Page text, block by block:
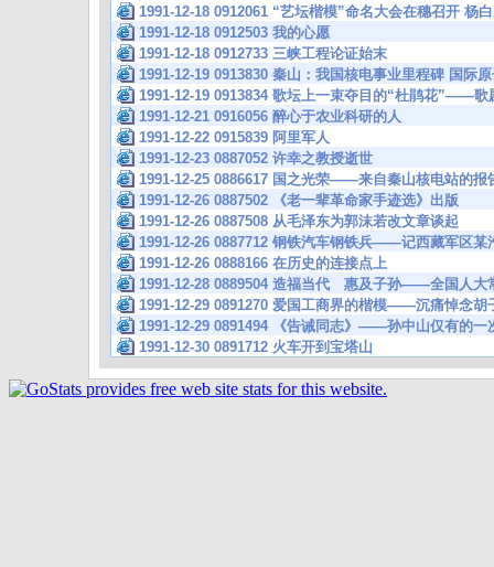
1991-12-18 0912061 “艺坛楷模”命名大会在穗召开 杨
1991-12-18 0912503 我的心愿
1991-12-18 0912733 三峡工程论证始末
1991-12-19 0913830 秦山：我国核电事业里程碑 国际
1991-12-19 0913834 歌坛上一束夺目的“杜鹃花”——歌
1991-12-21 0916056 醉心于农业科研的人
1991-12-22 0915839 阿里军人
1991-12-23 0887052 许幸之教授逝世
1991-12-25 0886617 国之光荣——来自秦山核电站的报
1991-12-26 0887502 《老一辈革命家手迹选》出版
1991-12-26 0887508 从毛泽东为郭沫若改文章谈起
1991-12-26 0887712 钢铁汽车钢铁兵——记西藏军区某
1991-12-26 0888166 在历史的连接点上
1991-12-28 0889504 造福当代 惠及子孙——全国人大
1991-12-29 0891270 爱国工商界的楷模——沉痛悼念胡
1991-12-29 0891494 《告诫同志》——孙中山仅有的一
1991-12-30 0891712 火车开到宝塔山